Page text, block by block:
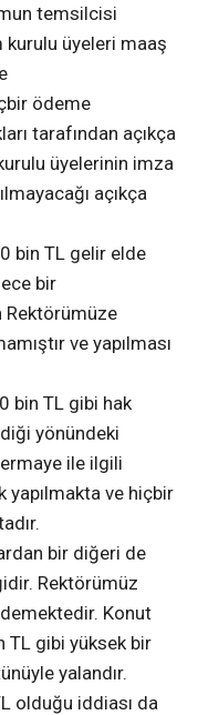
temsilcisi
kurulu üyeleri maaş
ödeme
tarafından açıkça
üyelerinin imza
açıkça
bin TL gelir elde
bir
Rektörümüze
ve yapılması
bin TL gibi hak
yönündeki
ile ilgili
yapılmakta ve hiçbir
bir diğeri de
Rektörümüz
Konut
TL gibi yüksek bir
yalandır.
olduğu iddiası da